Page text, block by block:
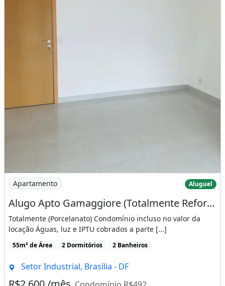
Imagem: Alugo Apto Gamaggiore (Totalmente Reformado
Apartamento Aluguel
Alugo Apto Gamaggiore (Totalmente Reformado
Totalmente (Porcelanato) Condomínio incluso no valor da
locação Águas, luz e IPTU cobrados a parte [...]
55m² de Área 2 Dormitórios 2 Banheiros
Setor Industrial, Brasília - DF